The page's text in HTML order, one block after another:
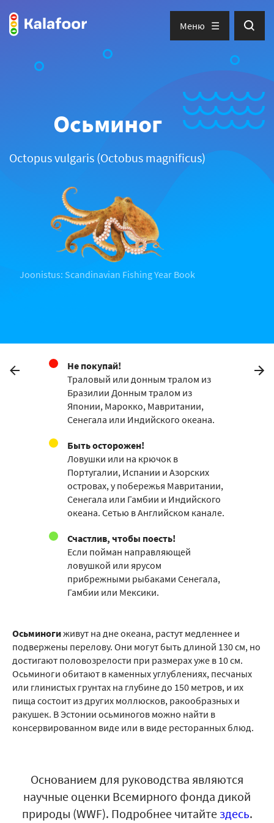
Меню
Осьминог
Octopus vulgaris (Octobus magnificus)
Joonistus: Scandinavian Fishing Year Book
Не покупай!
Траловый или донным тралом из
Бразилии Донным тралом из
Японии, Марокко, Мавритании,
Сенегала или Индийского океана.
Быть осторожен!
Ловушки или на крючок в
Португалии, Испании и Азорских
островах, у побережья Мавритании,
Сенегала или Гамбии и Индийского
океана. Сетью в Английском канале.
Счастлив, чтобы поесть!
Если пойман направляющей
ловушкой или ярусом
прибрежными рыбаками Сенегала,
Гамбии или Мексики.
Осьминогиживут на дне океана, растут медленнее и
подвержены перелову. Они могут быть длиной 130 см, но
достигают половозрелости при размерах уже в 10 см.
Осьминоги обитают в каменных углублениях, песчаных
или глинистых грунтах на глубине до 150 метров, и их
пища состоит из других моллюсков, ракообразных и
ракушек. В Эстонии осьминогов можно найти в
консервированном виде или в виде ресторанных блюд.
Основанием для руководства являются
научные оценки Всемирного фонда дикой
природы (WWF). Подробнее читайте здесь.